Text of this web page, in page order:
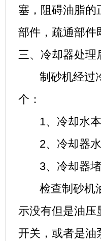
塞，阻碍油脂的
部件，疏通部件
三、冷却器处理
制砂机经过冷
个：
1、冷却水本
2、冷却器水
3、冷却器堵
检查制砂机油
示没有但是油压
开关，或者是油